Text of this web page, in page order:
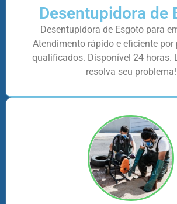
Desentupidora de
Desentupidora de Esgoto para
Atendimento rápido e eficiente
qualificados. Disponível 24 horas.
resolva seu problema!